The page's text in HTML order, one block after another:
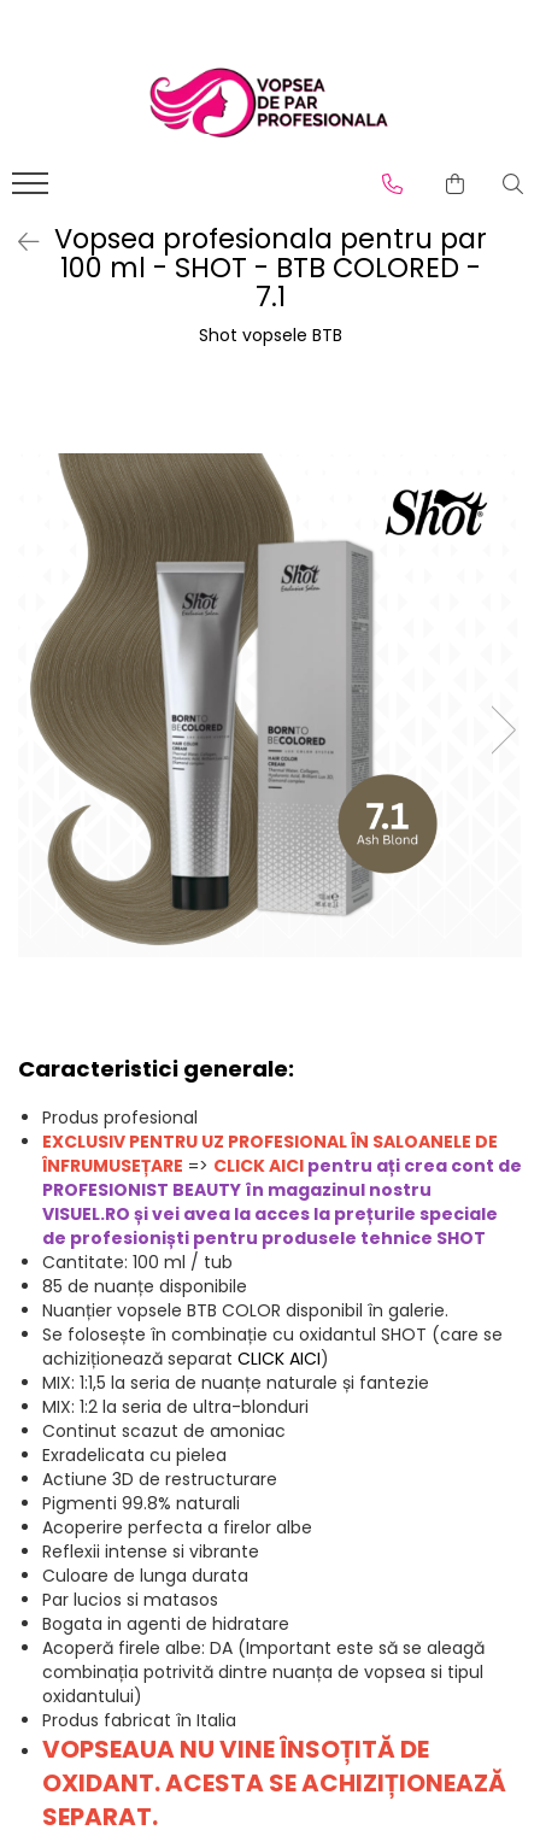
SHOT
Vopsea profesionala pentru par
100 ml - SHOT - BTB COLORED -
7.1
Shot vopsele BTB
Caracteristici generale:
Produs profesional
EXCLUSIV PENTRU UZ PROFESIONAL ÎN SALOANELE DE
ÎNFRUMUSEȚARE => CLICK AICI pentru ați crea cont de
PROFESIONIST BEAUTY în magazinul nostru
VISUEL.RO și vei avea la acces la prețurile speciale
de profesioniști pentru produsele tehnice SHOT
Cantitate: 100 ml / tub
85 de nuanțe disponibile
Nuanțier vopsele BTB COLOR disponibil în galerie.
Se folosește în combinație cu oxidantul SHOT (care se
achiziționează separat CLICK AICI)
MIX: 1:1,5 la seria de nuanțe naturale și fantezie
MIX: 1:2 la seria de ultra-blonduri
Continut scazut de amoniac
Exradelicata cu pielea
Actiune 3D de restructurare
Pigmenti 99.8% naturali
Acoperire perfecta a firelor albe
Reflexii intense si vibrante
Culoare de lunga durata
Par lucios si matasos
Bogata in agenti de hidratare
Acoperă firele albe: DA (Important este să se aleagă
combinația potrivită dintre nuanța de vopsea si tipul
oxidantului)
Produs fabricat în Italia
VOPSEAUA NU VINE ÎNSOȚITĂ DE
OXIDANT. ACESTA SE ACHIZIȚIONEAZĂ
SEPARAT.